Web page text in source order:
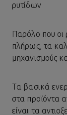
ρυτίδων
Παρόλο που οι
πλήρως, τα
μηχανισμούς
Τα βασικά
στα προϊόντα
είναι τα